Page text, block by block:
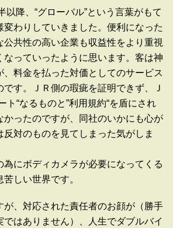
以降、“グローバル”という言葉がもて
変わりしていきました。便利になった
公共性の高い企業も収益性をより重視
なっていったように思います。客は神
、料金を払った対価としてのサービス
す。ＪＲ側の瑕疵を証明できず、Ｊ
ト“なるものと”利用規約“を盾にされ
かったのですが、同社のいかにも心が
反対のものを見てしまった気がしま
為にボディカメラが必要になってくる
しい世界です。
が、対応された責任者のお顔が（勝手
ではありません）、人生でダブルバイ